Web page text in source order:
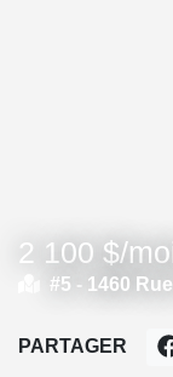
2 100 $/
#5 - 1460
PARTAGER